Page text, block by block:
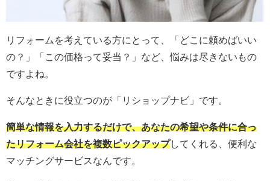
リフォームを考えている方にとって、「どこに頼めばいい
の？」「この価格って妥当？」など、悩みは尽きないもの
ですよね。
そんなときに役立つのが「リショップナビ」です。
簡単な情報を入力するだけで、あなたの希望や条件に合っ
たリフォーム会社を複数ピックアップしてくれる、便利な
マッチングサービスなんです。